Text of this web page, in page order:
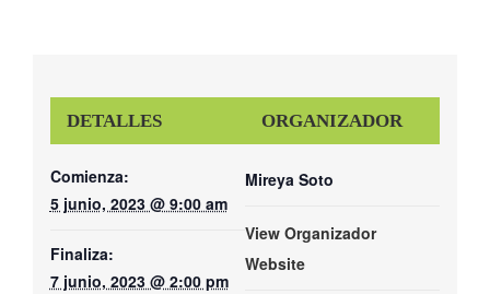
DETALLES
Comienza:
5 junio, 2023 @ 9:00 am
Finaliza:
7 junio, 2023 @ 2:00 pm
ORGANIZADOR
Mireya Soto
View Organizador
Website